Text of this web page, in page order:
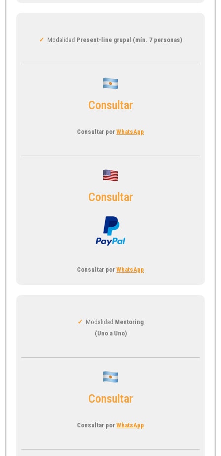
✓ Modalidad Present-line grupal (mín. 7 personas)
Consultar
Consultar por WhatsApp
Consultar
Consultar por WhatsApp
✓ Modalidad Mentoring
(Uno a Uno)
Consultar
Consultar por WhatsApp